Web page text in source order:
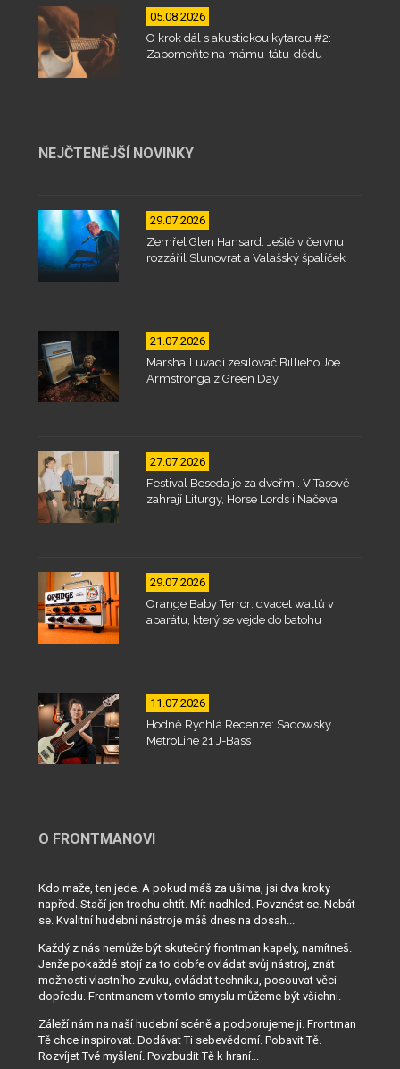
05.08.2026
O krok dál s akustickou kytarou #2:
Zapomeňte na mámu-tátu-dědu
NEJČTENĚJŠÍ NOVINKY
29.07.2026
Zemřel Glen Hansard. Ještě v červnu
rozzářil Slunovrat a Valašský špalíček
21.07.2026
Marshall uvádí zesilovač Billieho Joe
Armstronga z Green Day
27.07.2026
Festival Beseda je za dveřmi. V Tasově
zahrají Liturgy, Horse Lords i Načeva
29.07.2026
Orange Baby Terror: dvacet wattů v
aparátu, který se vejde do batohu
11.07.2026
Hodně Rychlá Recenze: Sadowsky
MetroLine 21 J-Bass
O FRONTMANOVI
Kdo maže, ten jede. A pokud máš za ušima, jsi dva kroky
napřed. Stačí jen trochu chtít. Mít nadhled. Povznést se. Nebát
se. Kvalitní hudební nástroje máš dnes na dosah...
Každý z nás nemůže být skutečný frontman kapely, namítneš.
Jenže pokaždé stojí za to dobře ovládat svůj nástroj, znát
možnosti vlastního zvuku, ovládat techniku, posouvat věci
dopředu. Frontmanem v tomto smyslu můžeme být všichni.
Záleží nám na naší hudební scéně a podporujeme ji. Frontman
Tě chce inspirovat. Dodávat Ti sebevědomí. Pobavit Tě.
Rozvíjet Tvé myšlení. Povzbudit Tě k hraní...